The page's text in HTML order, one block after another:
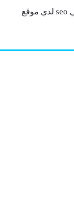
محرر صحفي وأخصائي seo لدي موقع